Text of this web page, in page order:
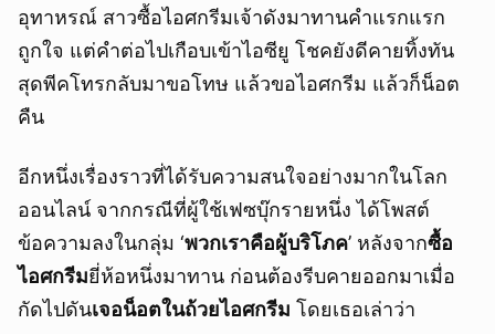
อุทาหรณ์ สาวซื้อไอศกรีมเจ้าดังมาทานคำแรกแรก
ถูกใจ แต่คำต่อไปเกือบเข้าไอซียู โชคยังดีคายทิ้งทัน
สุดพีคโทรกลับมาขอโทษ แล้วขอไอศกรีม แล้วก็น็อต
คืน
อีกหนึ่งเรื่องราวที่ได้รับความสนใจอย่างมากในโลก
ออนไลน์ จากกรณีที่ผู้ใช้เฟซบุ๊กรายหนึ่ง ได้โพสต์
ข้อความลงในกลุ่ม ‘พวกเราคือผู้บริโภค’ หลังจากซื้อ
ไอศกรีมยี่ห้อหนึ่งมาทาน ก่อนต้องรีบคายออกมาเมื่อ
กัดไปดันเจอน็อตในถ้วยไอศกรีม โดยเธอเล่าว่า